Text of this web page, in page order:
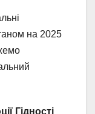
на 2025
Гідності